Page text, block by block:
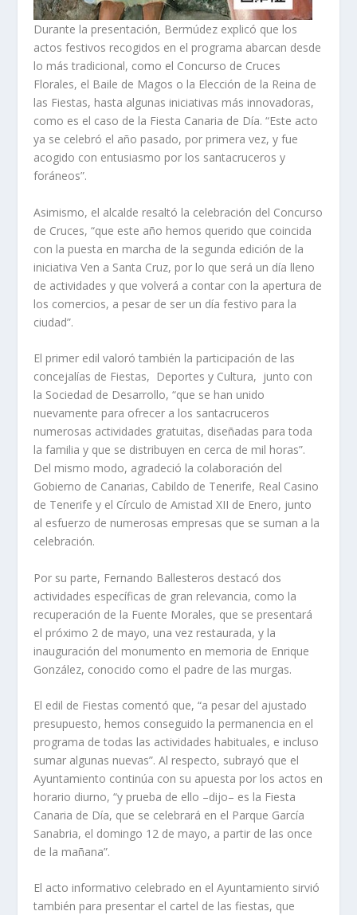
Durante la presentación, Bermúdez explicó que los
actos festivos recogidos en el programa abarcan desde
lo más tradicional, como el Concurso de Cruces
Florales, el Baile de Magos o la Elección de la Reina de
las Fiestas, hasta algunas iniciativas más innovadoras,
como es el caso de la Fiesta Canaria de Día. “Este acto
ya se celebró el año pasado, por primera vez, y fue
acogido con entusiasmo por los santacruceros y
foráneos”.
Asimismo, el alcalde resaltó la celebración del Concurso
de Cruces, “que este año hemos querido que coincida
con la puesta en marcha de la segunda edición de la
iniciativa Ven a Santa Cruz, por lo que será un día lleno
de actividades y que volverá a contar con la apertura de
los comercios, a pesar de ser un día festivo para la
ciudad”.
El primer edil valoró también la participación de las
concejalías de Fiestas, Deportes y Cultura, junto con
la Sociedad de Desarrollo, “que se han unido
nuevamente para ofrecer a los santacruceros
numerosas actividades gratuitas, diseñadas para toda
la familia y que se distribuyen en cerca de mil horas”.
Del mismo modo, agradeció la colaboración del
Gobierno de Canarias, Cabildo de Tenerife, Real Casino
de Tenerife y el Círculo de Amistad XII de Enero, junto
al esfuerzo de numerosas empresas que se suman a la
celebración.
Por su parte, Fernando Ballesteros destacó dos
actividades específicas de gran relevancia, como la
recuperación de la Fuente Morales, que se presentará
el próximo 2 de mayo, una vez restaurada, y la
inauguración del monumento en memoria de Enrique
González, conocido como el padre de las murgas.
El edil de Fiestas comentó que, “a pesar del ajustado
presupuesto, hemos conseguido la permanencia en el
programa de todas las actividades habituales, e incluso
sumar algunas nuevas”. Al respecto, subrayó que el
Ayuntamiento continúa con su apuesta por los actos en
horario diurno, “y prueba de ello –dijo– es la Fiesta
Canaria de Día, que se celebrará en el Parque García
Sanabria, el domingo 12 de mayo, a partir de las once
de la mañana”.
El acto informativo celebrado en el Ayuntamiento sirvió
también para presentar el cartel de las fiestas, que